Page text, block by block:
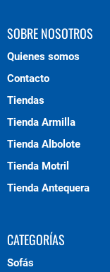
SOBRE NOSOTROS
Quienes somos
Contacto
Tiendas
Tienda Armilla
Tienda Albolote
Tienda Motril
Tienda Antequera
CATEGORÍAS
Sofás